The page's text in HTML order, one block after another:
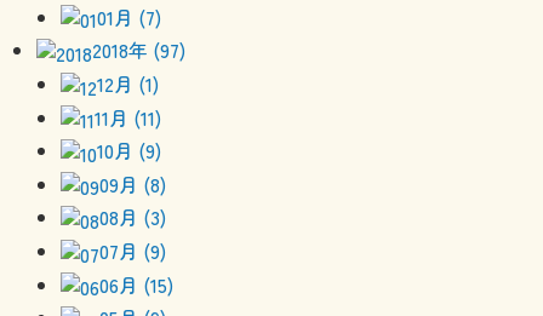
01月 (7)
2018年 (97)
12月 (1)
11月 (11)
10月 (9)
09月 (8)
08月 (3)
07月 (9)
06月 (15)